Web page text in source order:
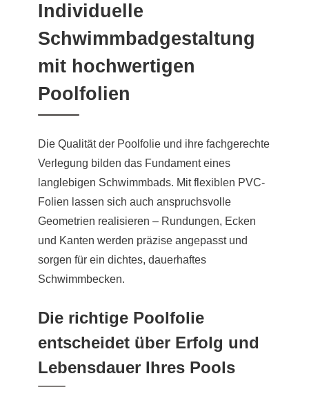
Individuelle
Schwimmbadgestaltung
mit hochwertigen
Poolfolien
Die Qualität der Poolfolie und ihre fachgerechte
Verlegung bilden das Fundament eines
langlebigen Schwimmbads. Mit flexiblen PVC-
Folien lassen sich auch anspruchsvolle
Geometrien realisieren – Rundungen, Ecken
und Kanten werden präzise angepasst und
sorgen für ein dichtes, dauerhaftes
Schwimmbecken.
Die richtige Poolfolie
entscheidet über Erfolg und
Lebensdauer Ihres Pools